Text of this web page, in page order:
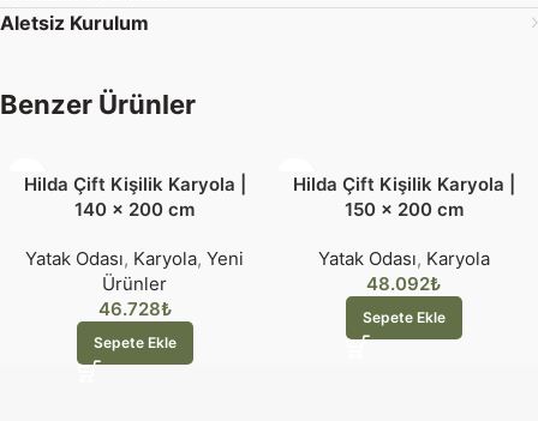
Aletsiz Kurulum
Benzer Ürünler
Hilda Çift Kişilik Karyola |
140 x 200 cm
Yatak Odası, Karyola, Yeni
Ürünler
46.728₺
Sepete Ekle
Hilda Çift Kişilik Karyola |
150 x 200 cm
Yatak Odası, Karyola
48.092₺
Sepete Ekle